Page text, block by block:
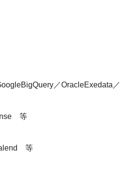
／OracleExedata／
等
等